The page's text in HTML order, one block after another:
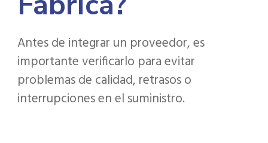
Antes de integrar un proveedor, es
importante verificarlo para evitar
problemas de calidad, retrasos o
interrupciones en el suministro.